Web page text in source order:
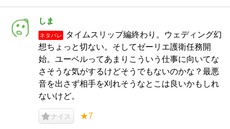
しま
ネタバレ
タイムスリップ編終わり。ウェディング幻
想ちょっと切ない。そしてゼーリエ護衛任務開
始。ユーベルってあまりこういう仕事に向いてな
さそうな気がするけどそうでもないのかな？最悪
音を出さず相手を刈れそうなとこは良いかもしれ
ないけど。
ナイス ★7